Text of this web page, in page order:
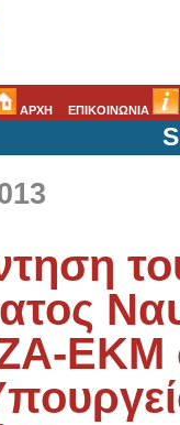
ΑΡΧΗ ΕΠΙΚΟΙΝΩΝΙΑ
ΕΚΜ